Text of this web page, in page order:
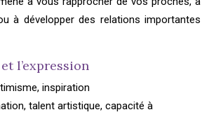
à développer des relations importantes
l’expression
inspiration
talent artistique, capacité à